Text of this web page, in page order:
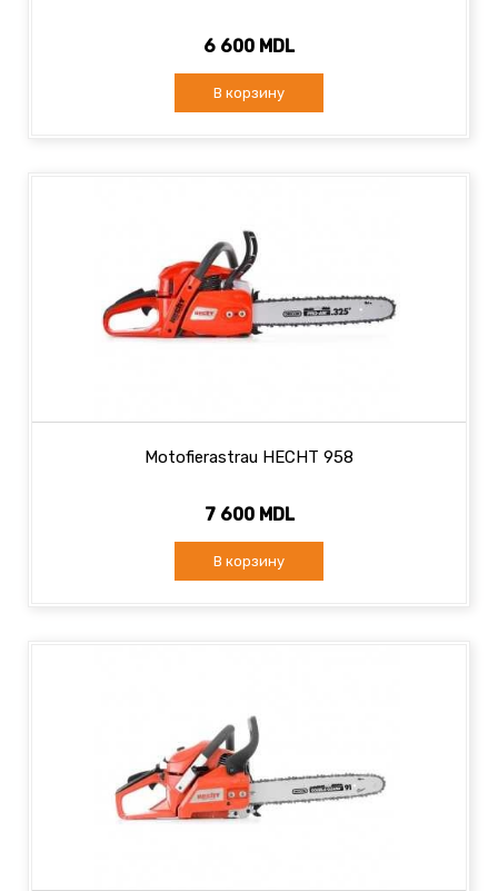
6 600 MDL
В корзину
Motofierastrau HECHT 958
7 600 MDL
В корзину